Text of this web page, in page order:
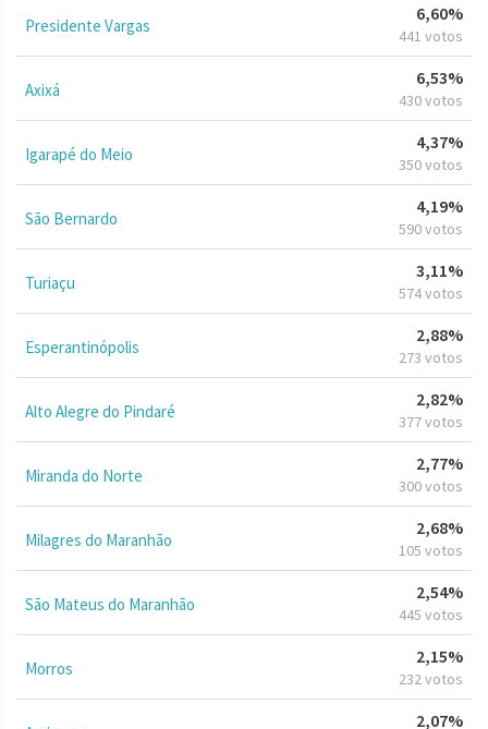
Presidente Vargas
6,60%
441 votos
Axixá
6,53%
430 votos
Igarapé do Meio
4,37%
350 votos
São Bernardo
4,19%
590 votos
Turiaçu
3,11%
574 votos
Esperantinópolis
2,88%
273 votos
Alto Alegre do Pindaré
2,82%
377 votos
Miranda do Norte
2,77%
300 votos
Milagres do Maranhão
2,68%
105 votos
São Mateus do Maranhão
2,54%
445 votos
Morros
2,15%
232 votos
2,07%